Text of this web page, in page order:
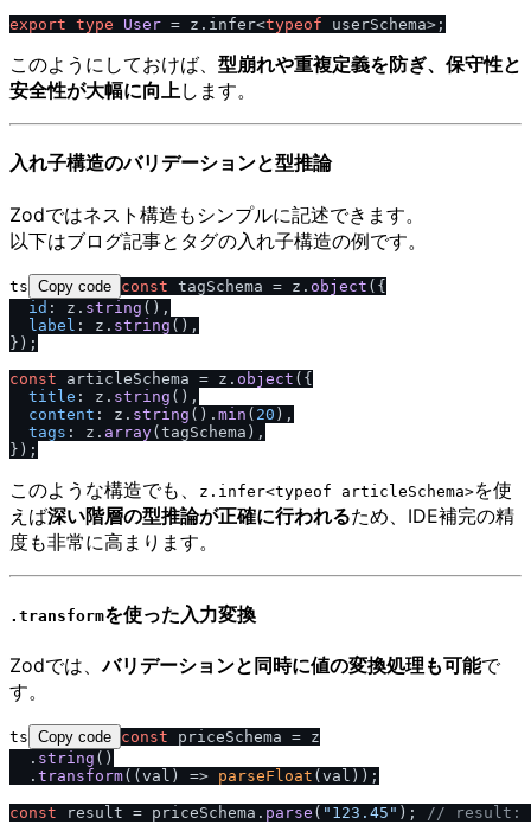
export type User = z. infer<typeof
このようにしておけば、 型崩れや重複定義を防ぎ、保守性と
安全性が大幅に向上します。
入れ子構造のバリデーションと型推論
Zodではネスト構造もシンプルに記述できます。
以下はブログ記事とタグの入れ子構造の例です。
ts Copy code const tagSchema = z. object ({
id : z. string (),
label : z. string (),
});
const articleSchema = z. object ({
title : z. string (),
content : z. string (). min ( 20 ),
tags : z. array(tagSchema),
このような構造でも、 z.infer<typeof articleSchema>を使
えば深い階層の型推論が正確に行われるため、IDE補完の精
度も非常に高まります。
.transformを使った入力変換
Zodでは、バリデーションと同時に値の変換処理も可能で
す。
ts Copy code const priceSchema = z
  .
string ()
  .
transform( ( val ) => parseFloat (val));
const result = priceSchema. parse ( "123.45" ); // result: